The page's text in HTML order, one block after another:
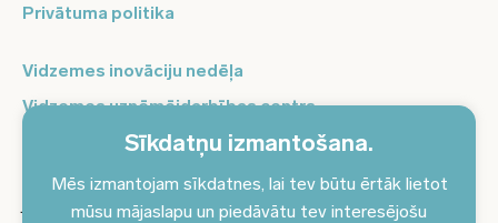
Sīkdatņu izmantošana.
Mēs izmantojam sīkdatnes, lai tev būtu ērtāk lietot
mūsu mājaslapu un piedāvātu tev interesējošu
Privātuma politika
Vidzemes inovāciju nedēļa
Vidzemes uzņēmējdarbības centrs
Balso Vidzeme
Pierakstieties jaunumiem un saņemiet aktuālākos
jaunumus savā e-pastā!